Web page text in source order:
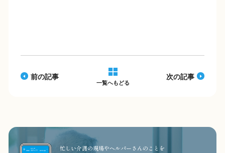
o
前の記事
一覧へもどる
次の記事
忙しい介護の現場やヘルパーさんのことを